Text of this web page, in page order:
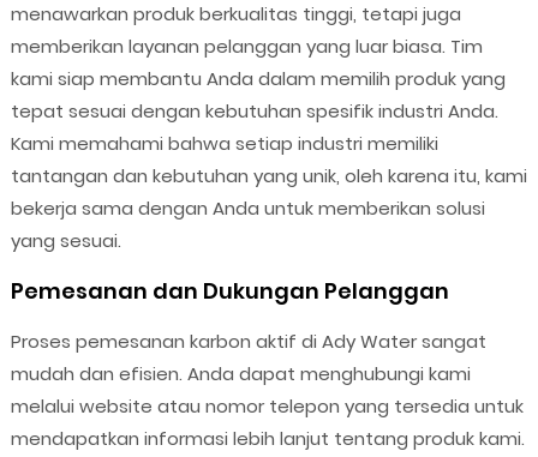
menawarkan produk berkualitas tinggi, tetapi juga
memberikan layanan pelanggan yang luar biasa. Tim
kami siap membantu Anda dalam memilih produk yang
tepat sesuai dengan kebutuhan spesifik industri Anda.
Kami memahami bahwa setiap industri memiliki
tantangan dan kebutuhan yang unik, oleh karena itu, kami
bekerja sama dengan Anda untuk memberikan solusi
yang sesuai.
Pemesanan dan Dukungan Pelanggan
Proses pemesanan karbon aktif di Ady Water sangat
mudah dan efisien. Anda dapat menghubungi kami
melalui website atau nomor telepon yang tersedia untuk
mendapatkan informasi lebih lanjut tentang produk kami.